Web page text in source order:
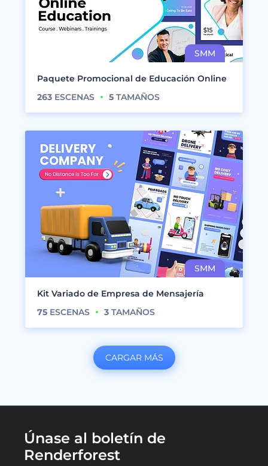
Paquete Promocional de Educación Online
263 ESCENAS 5 TAMAÑOS
Kit Variado de Empresa de Mensajería
75 ESCENAS 3 TAMAÑOS
CARGAR MÁS
Únase al boletín de
Renderforest